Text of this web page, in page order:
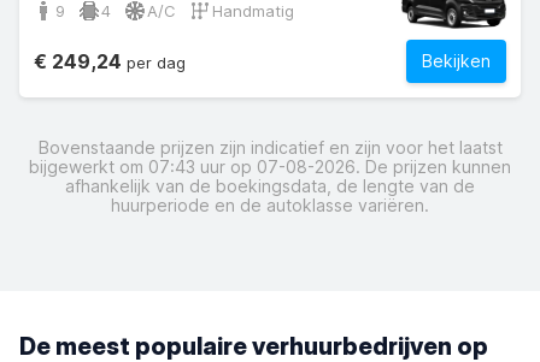
9 4 A/C Handmatig
Bekijken
€ 249,24 per dag
Bovenstaande prijzen zijn indicatief en zijn voor het laatst
bijgewerkt om 07:43 uur op 07-08-2026. De prijzen kunnen
afhankelijk van de boekingsdata, de lengte van de
huurperiode en de autoklasse variëren.
De meest populaire verhuurbedrijven op